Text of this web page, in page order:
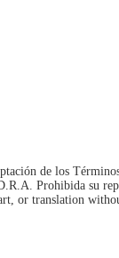
de los
Prohibida su
or translation